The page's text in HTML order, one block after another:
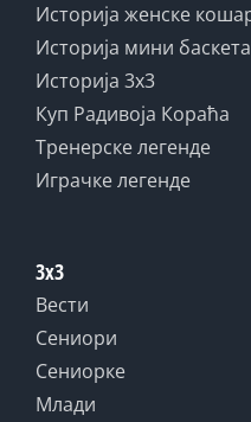
Историја женске
Историја мини баскета
Историја 3x3
Куп Радивоја Кораћа
Тренерске легенде
Играчке легенде
3x3
Вести
Сениори
Сениорке
Млади